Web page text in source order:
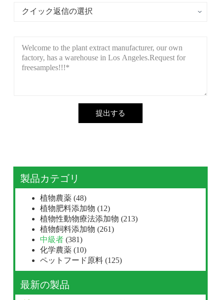
提出する
製品カテゴリ
植物農薬 (48)
植物肥料添加物 (12)
植物性動物療法添加物 (213)
植物飼料添加物 (261)
中級者 (381)
化学農薬 (10)
ペットフード原料 (125)
最新の製品